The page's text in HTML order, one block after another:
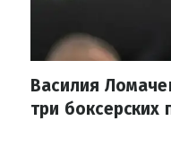
Василия
три